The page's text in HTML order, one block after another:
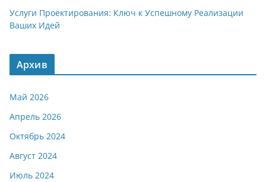
Услуги Проектирования: Ключ к Успешному Реализации
Ваших Идей
Архив
Май 2026
Апрель 2026
Октябрь 2024
Август 2024
Июль 2024